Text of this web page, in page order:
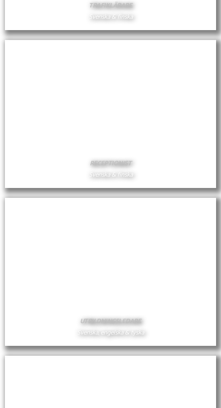
TRAFIKLÄRARE
Svenska & finska
JUHANI
RECEPTIONIST
Svenska & finska
UTBILDNINGSLEDARE
Svenska, engelska & tyska
CHRISTIAN